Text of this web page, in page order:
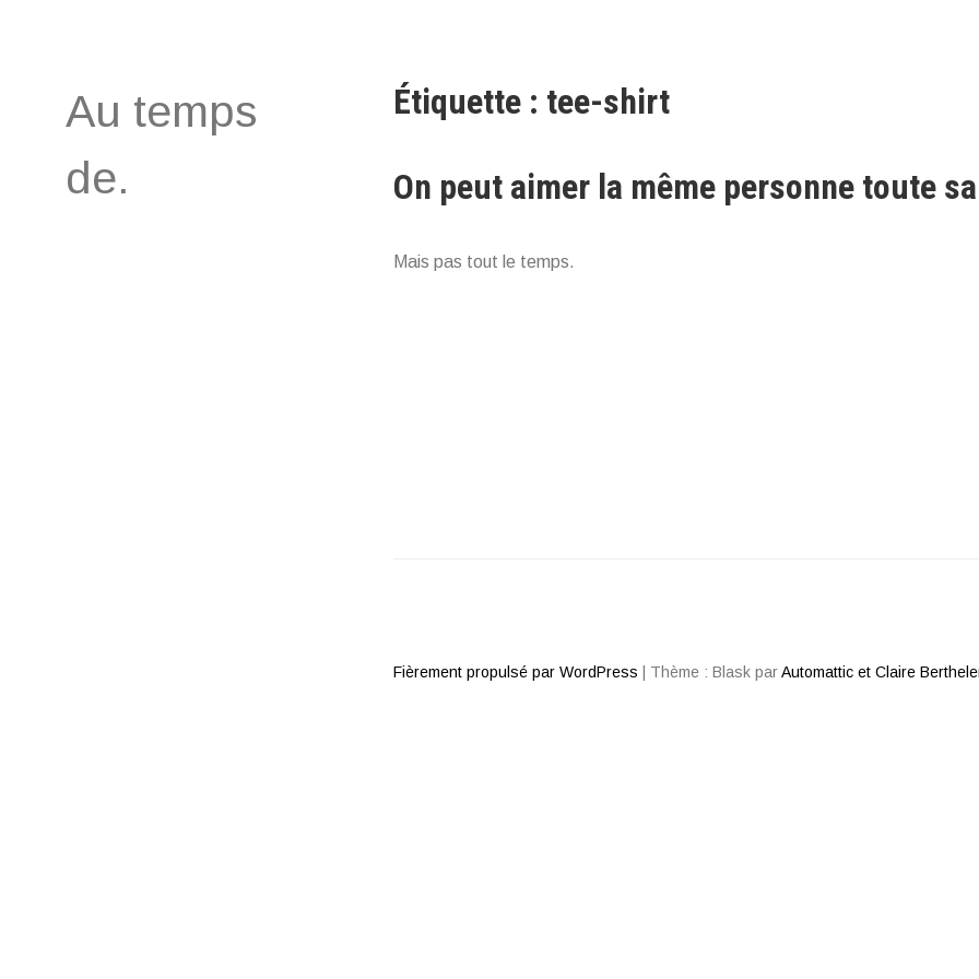
Au temps
de.
Étiquette : tee-shirt
On peut aimer la même personne toute
Mais pas tout le temps.
Fièrement propulsé par WordPress Thème : Blask parAutomattic et Claire